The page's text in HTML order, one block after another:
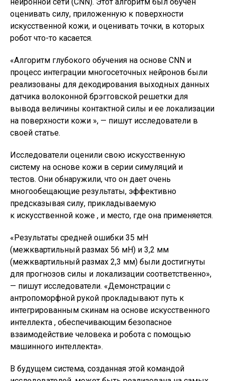
нейронной сети (CNN). Этот алгоритм был обучен
оценивать силу, приложенную к поверхности
искусственной кожи, и оценивать точки, в которых
робот что-то касается.
«Алгоритм глубокого обучения на основе CNN и
процесс интеграции многосеточных нейронов были
реализованы для декодирования выходных данных
датчика волоконной брэгговской решетки для
вывода величины контактной силы и ее локализации
на поверхности кожи », — пишут исследователи в
своей статье.
Исследователи оценили свою искусственную
систему на основе кожи в серии симуляций и
тестов. Они обнаружили, что он дает очень
многообещающие результаты, эффективно
предсказывая силу, прикладываемую
к искусственной коже , и место, где она применяется.
«Результаты средней ошибки 35 мН
(межквартильный размах 56 мН) и 3,2 мм
(межквартильный размах 2,3 мм) были достигнуты
для прогнозов силы и локализации соответственно»,
— пишут исследователи. «Демонстрации с
антропоморфной рукой прокладывают путь к
интегрированным скинам на основе искусственного
интеллекта , обеспечивающим безопасное
взаимодействие человека и робота с помощью
машинного интеллекта».
В будущем система, созданная этой командой